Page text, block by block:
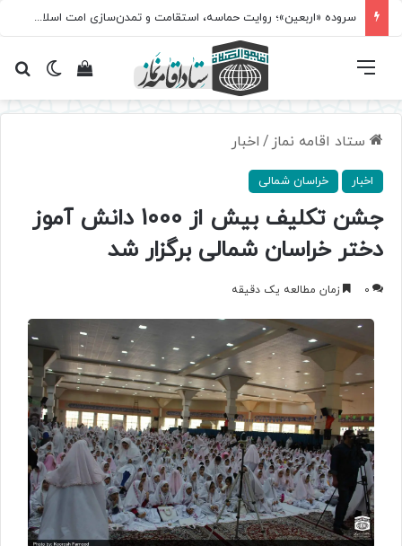
سروده‌ «اربعین»؛ روایت حماسه، استقامت و تمدن‌سازی امت اسلامی
تغییرمشاهده فهرست
ستاد اقامه نماز / اخبار
اخبار خراسان شمالی
جشن تکلیف بیش از 1000 دانش آموز
دختر خراسان شمالی برگزار شد
0 زمان مطالعه یک دقیقه